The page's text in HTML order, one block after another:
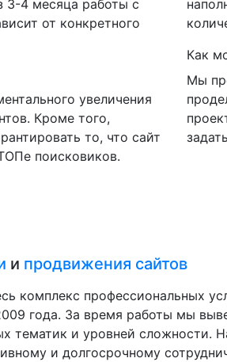
3-4 месяца работы с
от конкретного
увеличения
Кроме того,
то, что сайт
поисковиков.
Как
Мы
и продвижения сайтов
комплекс профессиональных
года. За время работы мы
тематик и уровней сложности.
и долгосрочному